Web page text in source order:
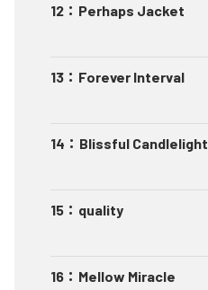
12 ： Perhaps Jacket
13 ： Forever Interval
14 ： Blissful Candlelight
15 ： quality
16 ： Mellow Miracle